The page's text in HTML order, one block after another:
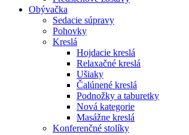
Obývačka
Sedacie súpravy
Pohovky
Kreslá
Hojdacie kreslá
Relaxačné kreslá
Ušiaky
Čalúnené kreslá
Podnožky a taburetky
Nová kategorie
Masážne kreslá
Konferenčné stolíky